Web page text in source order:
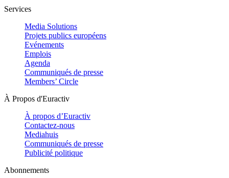
Services
Media Solutions
Projets publics européens
Evénements
Emplois
Agenda
Communiqués de presse
Members’ Circle
À Propos d'Euractiv
À propos d’Euractiv
Contactez-nous
Mediahuis
Communiqués de presse
Publicité politique
Abonnements